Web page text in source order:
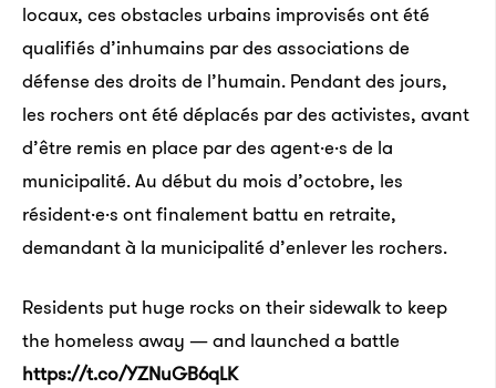
locaux, ces obstacles urbains improvisés ont été
qualifiés d’inhumains par des associations de
défense des droits de l’humain. Pendant des jours,
les rochers ont été déplacés par des activistes, avant
d’être remis en place par des agent·e·s de la
municipalité. Au début du mois d’octobre, les
résident·e·s ont finalement battu en retraite,
demandant à la municipalité d’enlever les rochers.
Residents put huge rocks on their sidewalk to keep
the homeless away — and launched a battle
https://t.co/YZNuGB6qLK